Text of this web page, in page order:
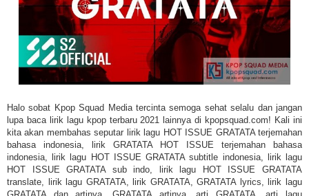
Halo sobat Kpop Squad Media tercinta semoga sehat selalu dan jangan
lupa baca lirik lagu kpop terbaru 2021 lainnya di kpopsquad.com! Kali ini
kita akan membahas seputar lirik lagu HOT ISSUE GRATATA terjemahan
bahasa indonesia, lirik GRATATA HOT ISSUE terjemahan bahasa
indonesia, lirik lagu HOT ISSUE GRATATA subtitle indonesia, lirik lagu
HOT ISSUE GRATATA sub indo, lirik lagu HOT ISSUE GRATATA
translate, lirik lagu GRATATA, lirik GRATATA, GRATATA lyrics, lirik lagu